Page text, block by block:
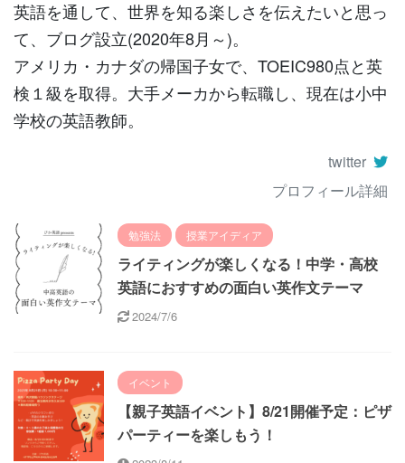
英語を通して、世界を知る楽しさを伝えたいと思っ
て、ブログ設立(2020年8月～)。
アメリカ・カナダの帰国子女で、TOEIC980点と英
検１級を取得。大手メーカから転職し、現在は小中
学校の英語教師。
twitter
プロフィール詳細
勉強法 授業アイディア
ライティングが楽しくなる！中学・高校
英語におすすめの面白い英作文テーマ
2024/7/6
イベント
【親子英語イベント】8/21開催予定：ピザ
パーティーを楽しもう！